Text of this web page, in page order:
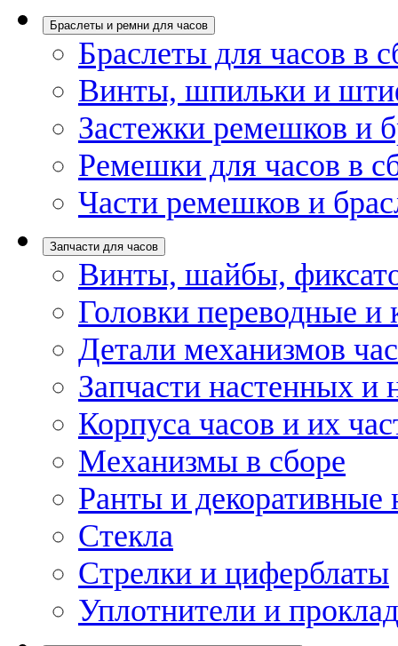
Браслеты и ремни для часов
Браслеты для часов в
Винты, шпильки и
Застежки ремешков и
Ремешки для часов в
Части ремешков и
Запчасти для часов
Винты, шайбы,
Головки переводные и
Детали механизмов
Запчасти настенных и
Корпуса часов и их
Механизмы в сборе
Ранты и декоративные
Стекла
Стрелки и циферблаты
Уплотнители и